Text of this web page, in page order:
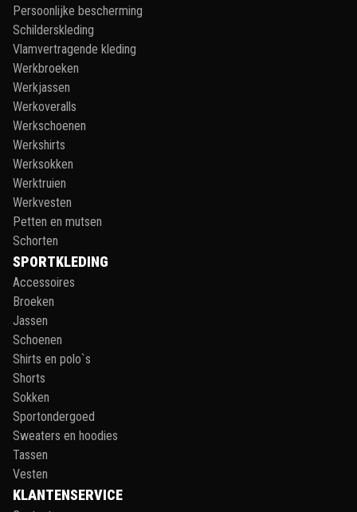
Persoonlijke bescherming
Schilderskleding
Vlamvertragende kleding
Werkbroeken
Werkjassen
Werkoveralls
Werkschoenen
Werkshirts
Werksokken
Werktruien
Werkvesten
Petten en mutsen
Schorten
SPORTKLEDING
Accessoires
Broeken
Jassen
Schoenen
Shirts en polo`s
Shorts
Sokken
Sportondergoed
Sweaters en hoodies
Tassen
Vesten
KLANTENSERVICE